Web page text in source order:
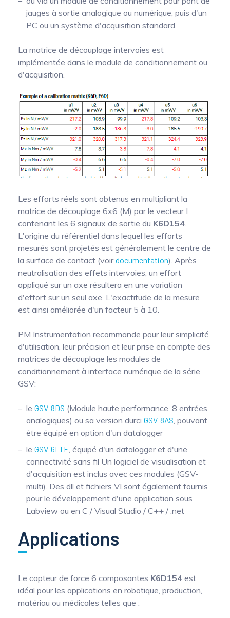
jauges à sortie analogique ou numérique, puis d'un
PC ou un système d'acquisition standard.
La matrice de découplage intervoies est
implémentée dans le module de conditionnement ou
d'acquisition.
Les efforts réels sont obtenus en multipliant la
matrice de découplage 6x6 (M) par le vecteur I
contenant les 6 signaux de sortie du K6D154
L'origine du référentiel dans lequel les efforts
mesurés sont projetés est généralement le centre de
la surface de contact (voirdocumentation). Après
neutralisation des effets intervoies, un effort
appliqué sur un axe résultera en une variation
d'effort sur un seul axe. L'exactitude de la mesure
est ainsi améliorée d'un facteur 5 à 10.
PM Instrumentation recommande pour leur simplicité
d'utilisation, leur précision et leur prise en compte des
matrices de découplage les modules de
conditionnement à interface numérique de la série
GSV:
le GSV-8DS (Module haute performance, 8 entrées
analogiques) ou sa version durci GSV-8AS , pouvant
être équipé en option d'un datalogger
le GSV-6LTE , équipé d'un datalogger et d'une
connectivité sans fil Un logiciel de visualisation et
d'acquisition est inclus avec ces modules (GSV-
multi). Des dll et fichiers VI sont également fournis
pour le développement d'une application sous
Labview ou en C / Visual Studio / C++ / .net
Applications
Le capteur de force 6 composantes K6D154 est
idéal pour les applications en robotique, production,
matériau ou médicales telles que :